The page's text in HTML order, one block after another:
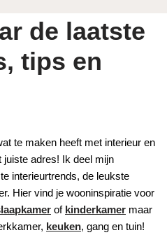
de laatste
tips en
te maken heeft met interieur en
juiste adres! Ik deel mijn
interieurtrends, de leukste
Hier vind je wooninspiratie voor
of kinderkamer maar
keuken, gang en tuin!